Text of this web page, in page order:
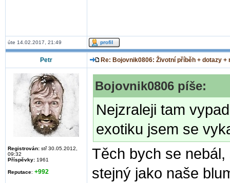
úte 14.02.2017, 21:49
Petr Re: Bojovnik0806: Životní příběh + dotazy
Registrován: stř 30.05.2012,
09:32
Příspěvky: 1961
Reputace: +992
Bojovnik0806 píše:
Nejzraleji tam
exotiku jsem se
Těch bych se
stejný jako naše